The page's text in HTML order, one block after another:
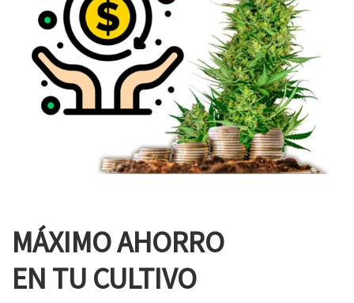
MÁXIMO AHORRO
EN TU CULTIVO